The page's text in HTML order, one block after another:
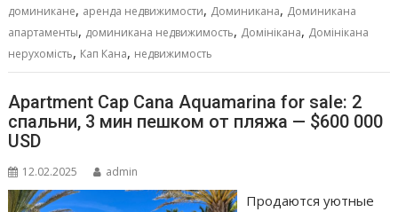
o
k
p
p
g
er
в
и
т
ь
доминикане, аренда недвижимости, Доминикана, Доминикана
апартаменты, доминикана недвижимость, Домінікана, Домінікана
нерухомість, Кап Кана, недвижимость
Apartment Cap Cana Aquamarina for sale: 2
спальни, 3 мин пешком от пляжа — $600 000
USD
12.02.2025 admin
Продаются уютные